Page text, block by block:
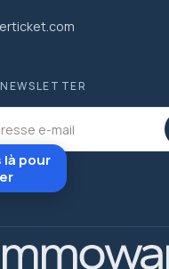
là pour